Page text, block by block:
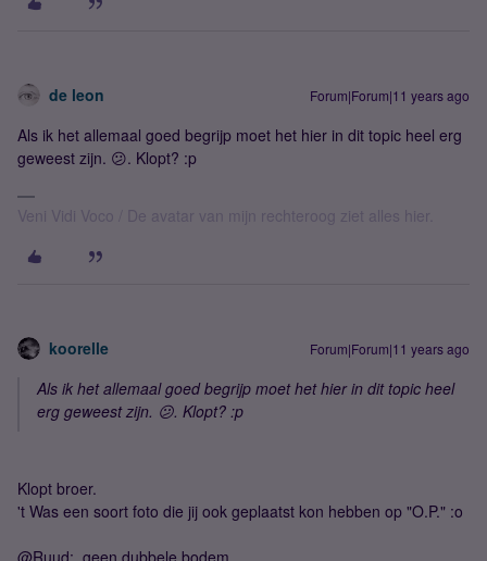
de leon Forum|Forum|11 years ago
Als ik het allemaal goed begrijp moet het hier in dit topic heel erg
geweest zijn. 😕. Klopt? :p
Veni Vidi Voco / De avatar van mijn rechteroog ziet alles hier.
koorelle Forum|Forum|11 years ago
Als ik het allemaal goed begrijp moet het hier in dit topic heel
erg geweest zijn. 😕. Klopt? :p
Klopt broer.
't Was een soort foto die jij ook geplaatst kon hebben op "O.P." :o
@Ruud: geen dubbele bodem.